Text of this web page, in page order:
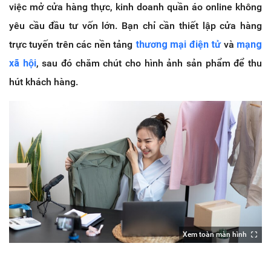
việc mở cửa hàng thực, kinh doanh quần áo online không
yêu cầu đầu tư vốn lớn. Bạn chỉ cần thiết lập cửa hàng
trực tuyến trên các nền tảng thương mại điện tửvà mạng
xã hội, sau đó chăm chút cho hình ảnh sản phẩm để thu
hút khách hàng.
Xem toàn màn hình